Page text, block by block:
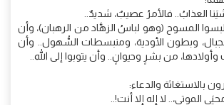
العذابُ.. فالأمرُ عصيبٌ، شديدٌ..
المسوح (وهو لباسُ الزهَّاد من الرهبان)، وأن
وبطون الأودية، ومنبسطات السُّهول.. وأن
من بشرٍ وحيوانٍ.. وأن يتوبوا إلى الله..
بالاستغاثة والدعاء:
الموتى،.. لا إله إلا أنت!..